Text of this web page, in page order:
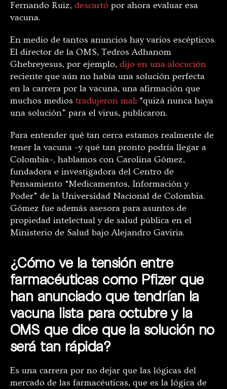
Fernando Ruiz, descartó por ahora evaluar esa
vacuna.
En medio de tantos anuncios hay varios escépticos.
El director de la OMS, Tedros Adhanom
Ghebreyesus, por ejemplo, dijo en una alocución
reciente que aún no había una solución perfecta
en la carrera por la vacuna, una afirmación que
muchos medios tradujeron mal: “quizá nunca haya
una solución” para el virus, publicaron.
Para entender qué tan cerca estamos realmente de
tener la vacuna –y qué tan pronto podría llegar a
Colombia–, hablamos con Carolina Gómez,
fundadora e investigadora del Centro de
Pensamiento “Medicamentos, Información y
Poder” de la Universidad Nacional de Colombia.
Gómez fue además asesora para asuntos de
propiedad intelectual y de salud pública en el
Ministerio de Salud bajo Alejandro Gaviria.
¿Cómo ve la tensión entre
farmacéuticas como Pfizer que
han anunciado que tendrían la
vacuna lista para octubre y la
OMS que dice que la solución no
será tan rápida?
Es una carrera por no dejar que las lógicas del
mercado de las farmacéuticas, que es la lógica de